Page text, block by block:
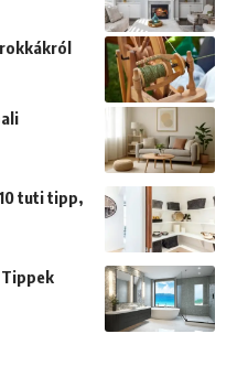
tuti tipp,